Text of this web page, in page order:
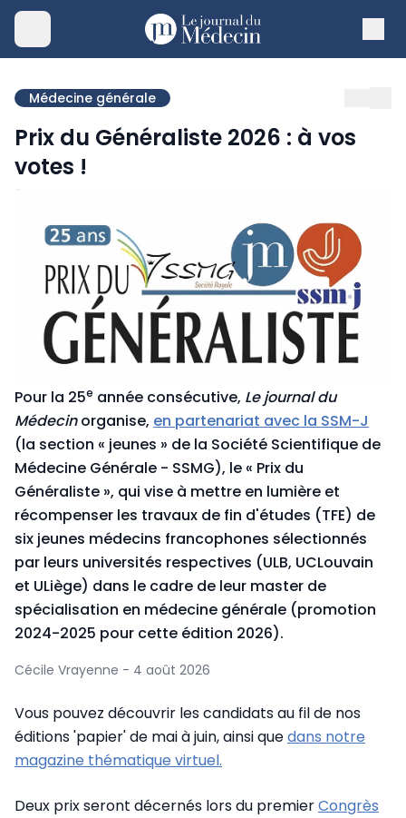
Médecine générale
Prix du Généraliste 2026 : à vos
votes !
Pour la 25e année consécutive, Le journal du
Médecinorganise, en partenariat avec la SSM-J
(la section « jeunes » de la Société Scientifique de
Médecine Générale - SSMG), le « Prix du
Généraliste », qui vise à mettre en lumière et
récompenser les travaux de fin d'études (TFE) de
six jeunes médecins francophones sélectionnés
par leurs universités respectives (ULB, UCLouvain
et ULiège) dans le cadre de leur master de
spécialisation en médecine générale (promotion
2024-2025 pour cette édition 2026).
Cécile Vrayenne - 4 août 2026
Vous pouvez découvrir les candidats au fil de nos
éditions 'papier' de mai à juin, ainsi quedans notre
magazine thématique virtuel.
Deux prix seront décernés lors du premierCongrès